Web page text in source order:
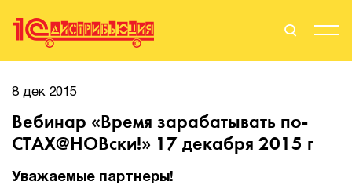
Поиск
Стать Партнером
8 дек 2015
Вебинар «Время зарабатывать по-
СТАХ@НОВски!» 17 декабря 2015 г
Уважаемые партнеры!